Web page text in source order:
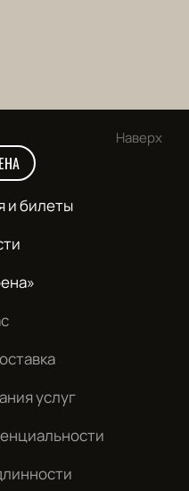
Наверх
и билеты
услуг